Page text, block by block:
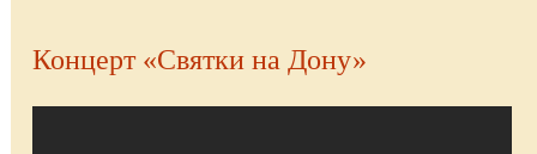
Концерт «Святки на Дону»